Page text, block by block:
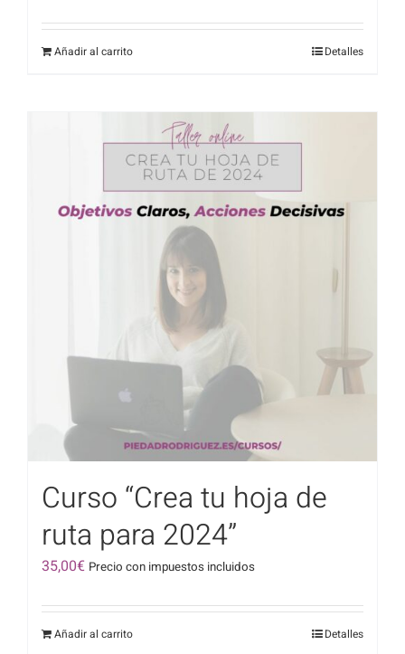
Añadir al carrito Detalles
Curso “Crea tu hoja de
ruta para 2024”
35,00€ Precio con impuestos incluidos
Añadir al carrito Detalles